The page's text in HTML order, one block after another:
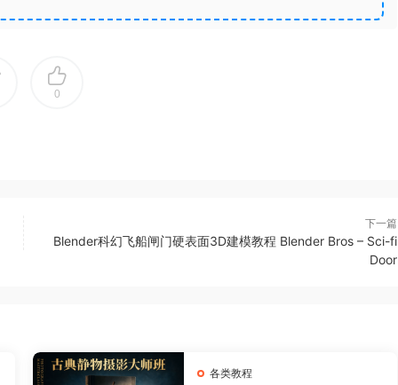
0
下一篇
Blender科幻飞船闸门硬表面3D建模教程 Blender Bros – Sci-fi
Door
各类教程